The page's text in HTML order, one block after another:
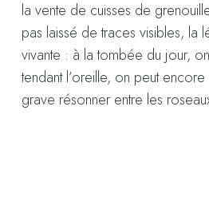
la vente de cuisses de
pas laissé de traces visibles, la
vivante : à la tombée du jour,
tendant l’oreille, on peut
grave résonner entre les